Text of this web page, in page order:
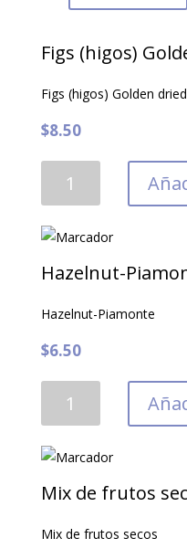
Figs (higos)
Figs (higos) Golden
$8.50
(higos)
dried
200gr
Hazelnut-
Hazelnut-Piamonte
$6.50
Piamonte
Mix de frutos
Mix de frutos secos